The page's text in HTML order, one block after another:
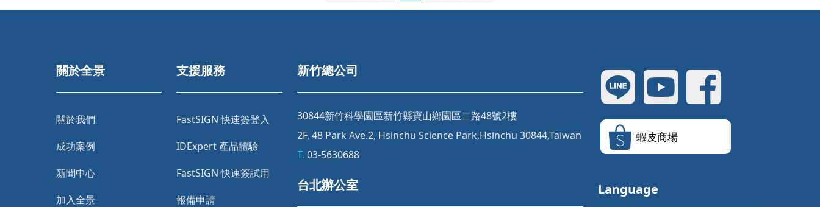
關於全景
關於我們
成功案例
新聞中心
加入全景
支援服務
FastSIGN 快速簽登入
IDExpert 產品體驗
FastSIGN 快速簽試用
報備申請
新竹總公司
30844新竹科學園區新竹縣寶山鄉園區二路48號2樓
2F, 48 Park Ave.2, Hsinchu Science Park,Hsinchu 30844,Taiwan
T. 03-5630688
台北辦公室
蝦皮商場
Language